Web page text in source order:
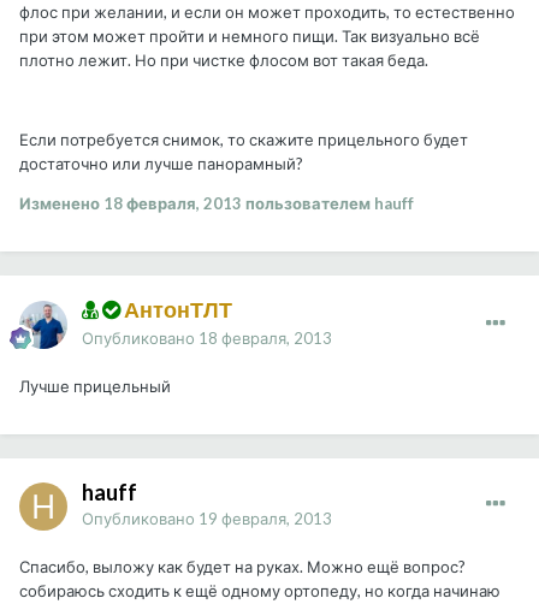
флос при желании, и если он может проходить, то естественно
при этом может пройти и немного пищи. Так визуально всё
плотно лежит. Но при чистке флосом вот такая беда.
Если потребуется снимок, то скажите прицельного будет
достаточно или лучше панорамный?
Изменено 18 февраля, 2013 пользователем hauff
АнтонТЛТ
Опубликовано 18 февраля, 2013
Лучше прицельный
hauff
Опубликовано 19 февраля, 2013
Спасибо, выложу как будет на руках. Можно ещё вопрос?
собираюсь сходить к ещё одному ортопеду, но когда начинаю